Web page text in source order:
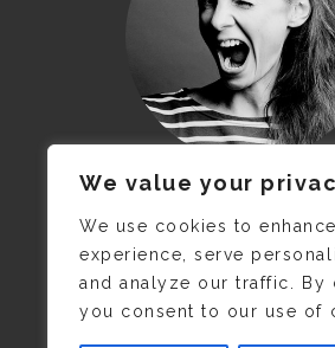
We value your
We use cookies to
experience, serve
and analyze our traffic. By
you consent to our use of
JE M’APPELLE DELPHINE
C’EST ©CAMILLE COLLIN
PRIS CETTE